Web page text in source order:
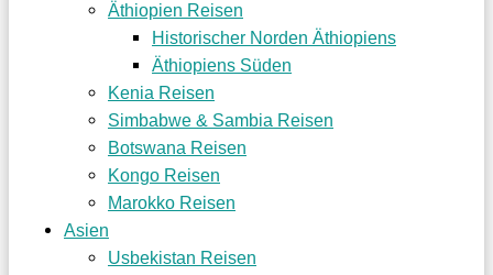
Äthiopien Reisen
Historischer Norden Äthiopiens
Äthiopiens Süden
Kenia Reisen
Simbabwe & Sambia Reisen
Botswana Reisen
Kongo Reisen
Marokko Reisen
Asien
Usbekistan Reisen